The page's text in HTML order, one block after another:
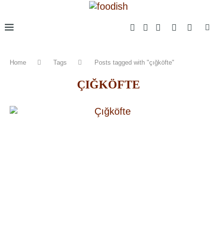
Home Tags Posts tagged with "çığköfte"
ÇIĞKÖFTE